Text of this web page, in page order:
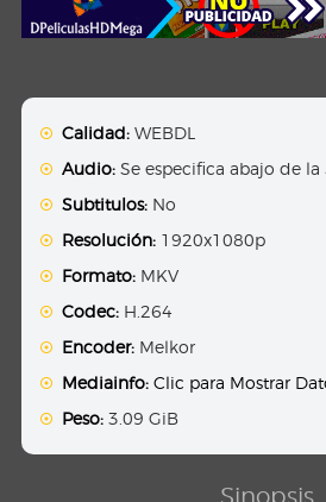
Calidad: WEBDL
Audio: Se especifica abajo de la
Subtitulos: No
Resolución: 1920x1080p
Formato: MKV
Codec: H.264
Encoder: Melkor
Mediainfo: Clic para Mostrar
Peso: 3.09 GiB